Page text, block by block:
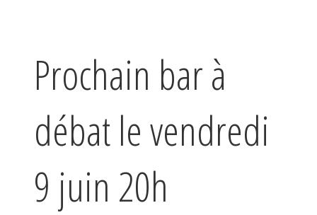
Prochain bar à
débat le vendredi
9 juin 20h